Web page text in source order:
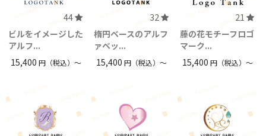
44
ビルをイメージした
アルフ...
15,400 円（税込）〜
32
楕円ベースのアルフ
ァベッ...
15,400円（税込）〜
21
藤の花モチーフロゴ
マーク...
15,400 円（税込）〜